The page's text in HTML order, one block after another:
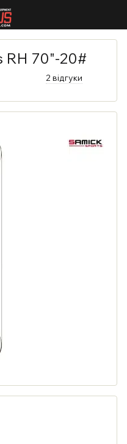
RH 70"-20#
2 відгуки